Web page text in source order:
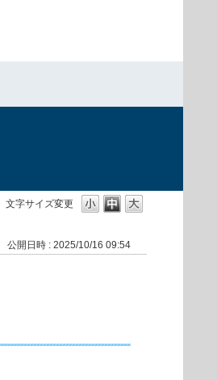
文字サイズ変更
公開日時 : 2025/10/16 09:54